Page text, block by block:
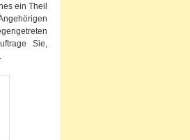
ein Theil
Sie,